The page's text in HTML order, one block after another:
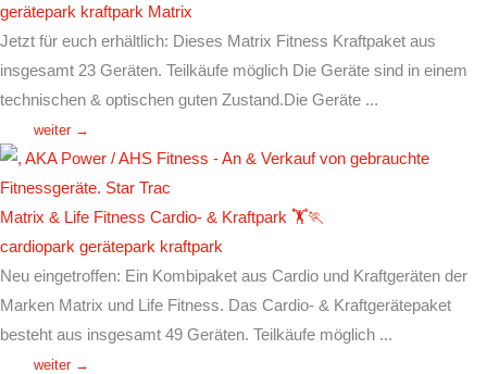
gerätepark kraftpark Matrix
Jetzt für euch erhältlich: Dieses Matrix Fitness Kraftpaket aus
insgesamt 23 Geräten. Teilkäufe möglich Die Geräte sind in einem
technischen & optischen guten Zustand.Die Geräte ...
weiter →
Matrix & Life Fitness Cardio- & Kraftpark 🏋️🏃
cardiopark gerätepark kraftpark
Neu eingetroffen: Ein Kombipaket aus Cardio und Kraftgeräten der
Marken Matrix und Life Fitness. Das Cardio- & Kraftgerätepaket
besteht aus insgesamt 49 Geräten. Teilkäufe möglich ...
weiter →